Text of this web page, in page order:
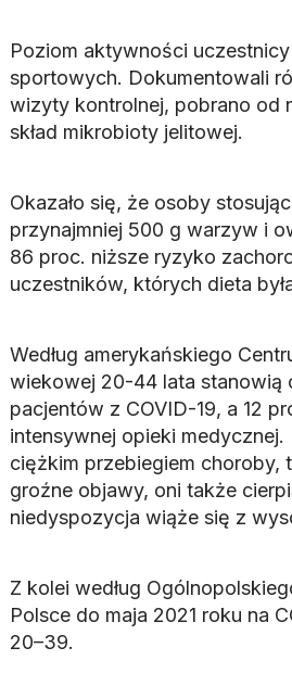
Poziom aktywności
sportowych. Dokumentowali
wizyty kontrolnej, pobrano od
skład mikrobioty jelitowej.
Okazało się, że osoby
przynajmniej 500 g warzyw i
86 proc. niższe ryzyko
uczestników, których dieta
Według amerykańskiego
wiekowej 20-44 lata stanowią
pacjentów z COVID-19, a 12
intensywnej opieki medycznej.
ciężkim przebiegiem choroby,
groźne objawy, oni także
niedyspozycja wiąże się z
Z kolei według
Polsce do maja 2021 roku na
20–39.